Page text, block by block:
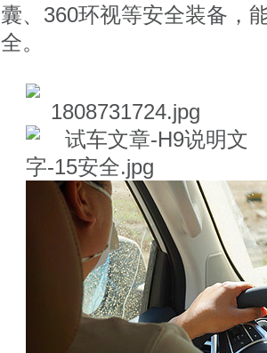
囊、360环视等安全装备，
全。